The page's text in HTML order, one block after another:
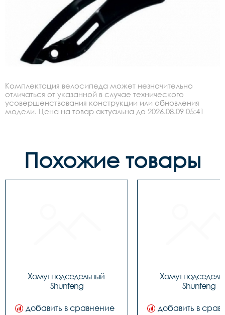
Комплектация велосипеда может незначительно
отличаться от указанной в случае технического
усовершенствования конструкции или обновления
модели. Цена на товар актуальна до 2026.08.09 05:41
Похожие товары
Хомут подседельный
Shunfeng
добавить в сравнение
Хомут
Shunfeng
добавить в